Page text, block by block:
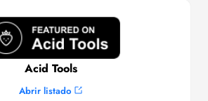
Acid Tools
Abrir listado